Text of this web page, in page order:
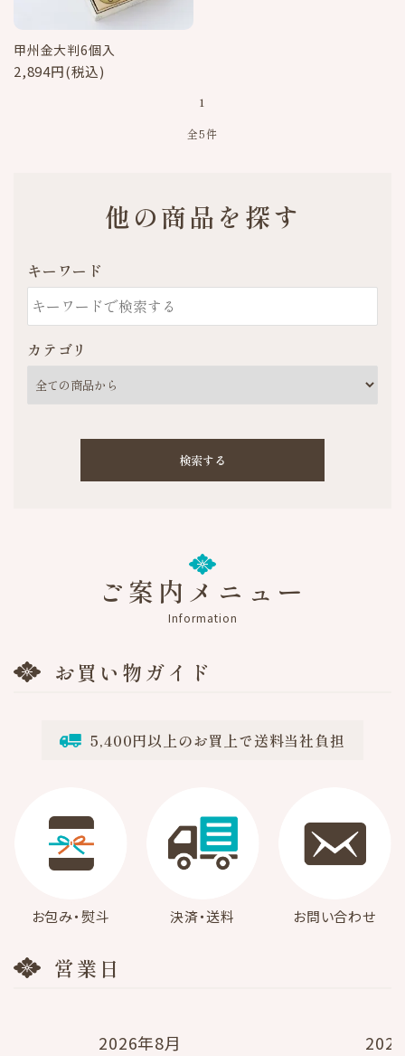
甲州金大判6個入
2,894円(税込)
1
全5件
他の商品を探す
キーワード
カテゴリ
検索する
キーワード
カテゴリ
ご案内メニュー
Information
お買い物ガイド
5,400円以上のお買上で送料当社負担
お包み・熨斗 決済・送料 お問い合わせ
営業日
2026年8月